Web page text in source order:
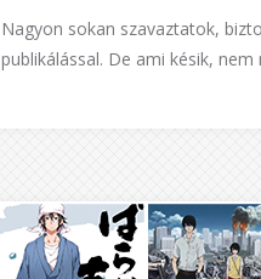
Nagyon sokan szavaztatok,
publikálással. De ami késik,